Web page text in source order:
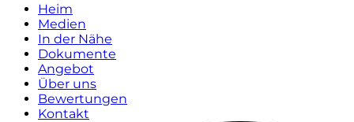
Heim
Medien
In der Nähe
Dokumente
Angebot
Über uns
Bewertungen
Kontakt